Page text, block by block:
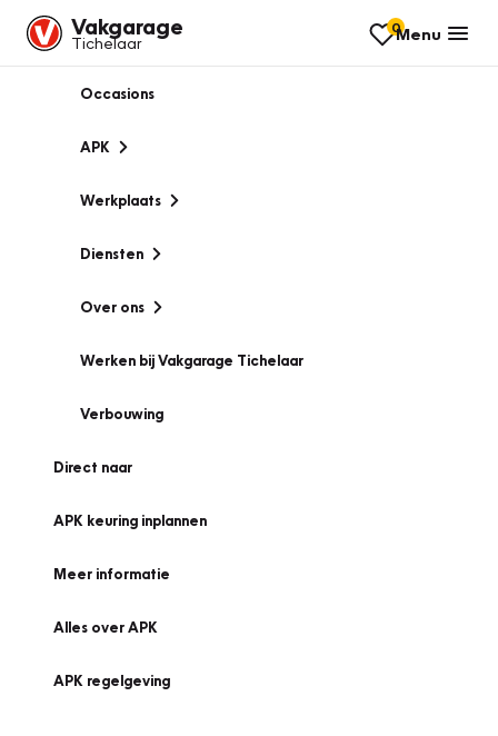
Vakgarage
Tichelaar
0Menu
Occasions
APK
Werkplaats
Diensten
Over ons
Werken bij Vakgarage Tichelaar
Verbouwing
Direct naar
APK keuring inplannen
Meer informatie
Alles over APK
APK regelgeving